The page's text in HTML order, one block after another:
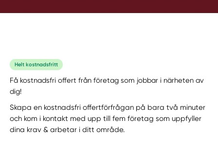
Helt kostnadsfritt
Få kostnadsfri offert från företag som jobbar i närheten av
dig!
Skapa en kostnadsfri offertförfrågan på bara två minuter
och kom i kontakt med upp till fem företag som uppfyller
dina krav & arbetar i ditt område.